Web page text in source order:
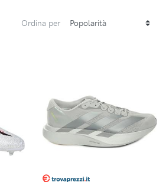
Ordina per